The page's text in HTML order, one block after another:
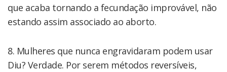
que acaba tornando a fecundação improvável, não
estando assim associado ao aborto.
8. Mulheres que nunca engravidaram podem usar
Diu? Verdade. Por serem métodos reversíveis,